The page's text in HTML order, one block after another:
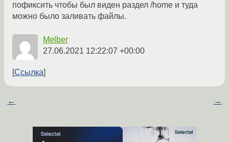
пофиксить чтобы был виден раздел /home и туда
можно было заливать файлы.
Melber
27.06.2021 12:22:07 +00:00
Ссылка
← →